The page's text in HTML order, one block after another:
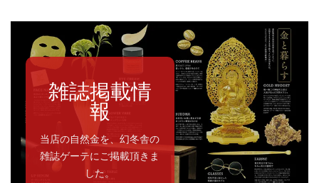
雑誌掲載情
報
当店の自然金を、幻冬舎の
雑誌ゲーテにご掲載頂きま
した。